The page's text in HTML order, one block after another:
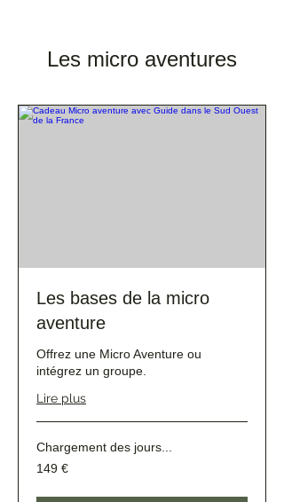
Les micro aventures
Les bases de la micro
aventure
Offrez une Micro Aventure ou
intégrez un groupe.
Lire plus
Chargement des jours...
149
euros
149 €